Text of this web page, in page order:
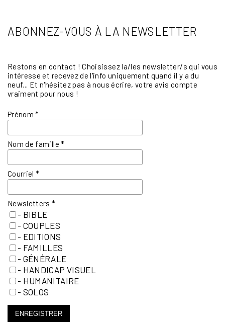
ABONNEZ-VOUS À LA NEWSLETTER
Restons en contact ! Choisissez la/les newsletter/s qui vous
intéresse et recevez de l'info uniquement quand il y a du
neuf... Et n'hésitez pas à nous écrire, votre avis compte
vraiment pour nous !
Prénom*
Nom de famille*
Courriel*
Newsletters*
- BIBLE
- COUPLES
- EDITIONS
- FAMILLES
- GÉNÉRALE
- HANDICAP VISUEL
- HUMANITAIRE
- SOLOS
ENREGISTRER